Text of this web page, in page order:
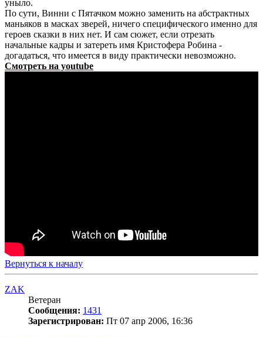
уныло.
По сути, Винни с Пятачком можно заменить на абстрактных
маньяков в масках зверей, ничего специфического именно для
героев сказки в них нет. И сам сюжет, если отрезать
начальные кадры и затереть имя Кристофера Робина -
догадаться, что имеется в виду практически невозможно.
Смотреть на youtube
Вернуться к началу
ZAK
Ветеран
Сообщения: 1431
Зарегистрирован: Пт 07 апр 2006, 16:36